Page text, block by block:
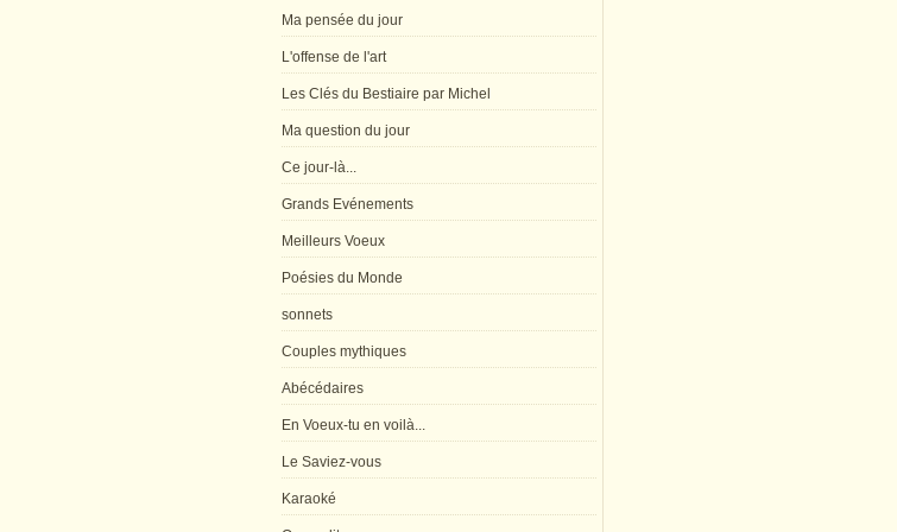
Ma pensée du jour
L'offense de l'art
Les Clés du Bestiaire par Michel
Ma question du jour
Ce jour-là...
Grands Evénements
Meilleurs Voeux
Poésies du Monde
sonnets
Couples mythiques
Abécédaires
En Voeux-tu en voilà...
Le Saviez-vous
Karaoké